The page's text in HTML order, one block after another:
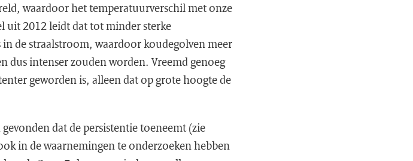
waardoor het temperatuurverschil met onze
uit 2012 leidt dat tot minder sterke
de straalstroom, waardoor koudegolven meer
dus intenser zouden worden. Vreemd genoeg
geworden is, alleen dat op grote hoogte de
dat de persistentie toeneemt (zie
in de waarnemingen te onderzoeken hebben